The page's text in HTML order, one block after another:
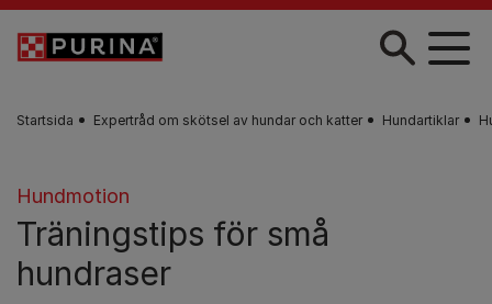
Skip to main content
Startsida Expertråd om skötsel av hundar och katter Hundartiklar
Hundmotion
Träningstips för små
hundraser